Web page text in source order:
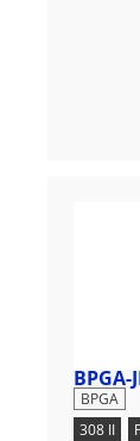
BPGA-
BPGA
308 II